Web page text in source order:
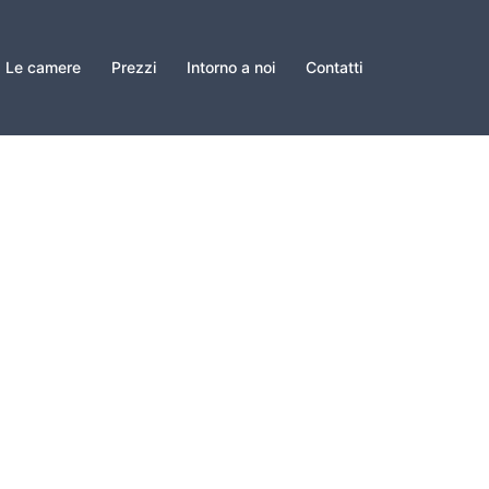
Le camere Prezzi Intorno a noi Contatti